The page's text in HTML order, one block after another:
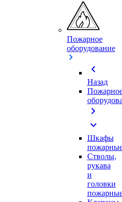
Пожарное
оборудование
chevron_left
Назад
chevron_right
expand_more
Шкафы
Стволы,
рукава
и
головки